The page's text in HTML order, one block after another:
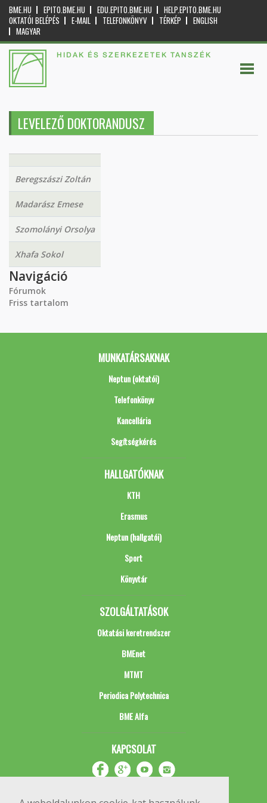
BME.HU EPITO.BME.HU EDU.EPITO.BME.HU
HELP.EPITO.BME.HU
OKTATÓI BELÉPÉS
E-MAIL TELEFONKÖNYV TÉRKÉP
ENGLISH
MAGYAR
HIDAK ÉS SZERKEZETEK TANSZÉK
LEVELEZŐ DOKTORANDUSZ
Beregszászi Zoltán
Madarász Emese
Szomolányi Orsolya
Xhafa Sokol
Navigáció
Fórumok
Friss tartalom
MUNKATÁRSAKNAK
Neptun (oktatói)
Telefonkönyv
Kancellária
Segítségkérés
HALLGATÓKNAK
KTH
Erasmus
Neptun (hallgatói)
Sport
Könyvtár
SZOLGÁLTATÁSOK
Oktatási keretrendszer
BMEnet
MTMT
Periodica Polytechnica
BME Alfa
KAPCSOLAT